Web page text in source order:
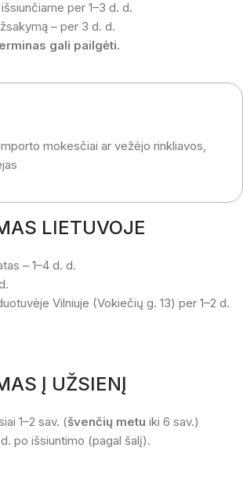
per 1–3 d. d.
– per 3 d. d.
gali pailgėti.
mokesčiai ar vežėjo rinkliavos,
LIETUVOJE
– 1–4 d. d.
Vilniuje (Vokiečių g. 13) per 1–2 d.
Į UŽSIENĮ
1–2 sav. (švenčių metu iki 6 sav.)
po išsiuntimo (pagal šalį).